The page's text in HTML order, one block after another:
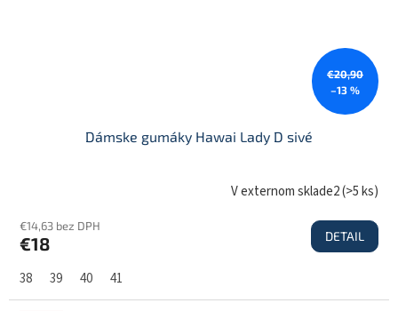
€20,90
–13 %
Dámske gumáky Hawai Lady D sivé
V externom sklade2(>5 ks)
€14,63 bez DPH
€18 DETAIL
38 39 40 41